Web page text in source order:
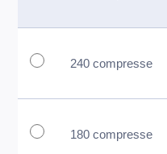
240 compresse
180 compresse